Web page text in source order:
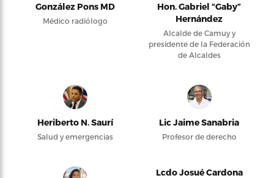
González Pons MD
Médico radiólogo
Hon. Gabriel “Gaby”
Hernández
Alcalde de Camuy y
presidente de la Federación
de Alcaldes
Heriberto N. Saurí
Salud y emergencias
Lic Jaime Sanabria
Profesor de derecho
Lcdo Josué Cardona